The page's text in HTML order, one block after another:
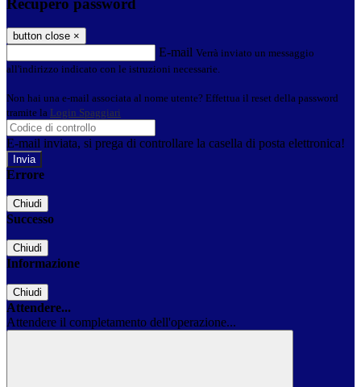
button close ×
E-mail Verrà inviato un messaggio
all'indirizzo indicato con le istruzioni necessarie.
Non hai una e-mail associata al nome utente? Effettua il reset della password
tramite la Login Spaggiari
E-mail inviata, si prega di controllare la casella di posta elettronica!
Errore
Chiudi
Successo
Chiudi
Informazione
Chiudi
Attendere...
Attendere il completamento dell'operazione...